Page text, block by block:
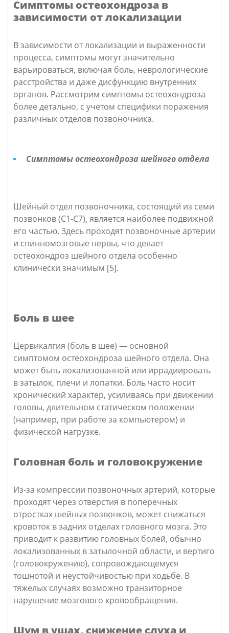
Симптомы остеохондроза в
зависимости от локализации
В зависимости от локализации и выраженности
процесса, симптомы могут значительно
варьироваться, включая боль, неврологические
расстройства и даже дисфункцию внутренних
органов. Рассмотрим симптомы остеохондроза
более детально, с учетом специфики поражения
различных отделов позвоночника.
Симптомы остеохондроза шейного отдела
Шейный отдел позвоночника, состоящий из семи
позвонков (C1-C7), является наиболее подвижной
его частью. Здесь проходят позвоночные артерии
и спинномозговые нервы, что делает
остеохондроз шейного отдела особенно
клинически значимым [5].
Боль в шее
Цервикалгия (боль в шее) — основной
симптомом остеохондроза шейного отдела. Она
может быть локализованной или иррадиировать
в затылок, плечи и лопатки. Боль часто носит
хронический характер, усиливаясь при движении
головы, длительном статическом положении
(например, при работе за компьютером) и
физической нагрузке.
Головная боль и головокружение
Из-за компрессии позвоночных артерий, которые
проходят через отверстия в поперечных
отростках шейных позвонков, может снижаться
кровоток в задних отделах головного мозга. Это
приводит к развитию головных болей, обычно
локализованных в затылочной области, и вертиго
(головокружению), сопровождающемуся
тошнотой и неустойчивостью при ходьбе. В
тяжелых случаях возможно транзиторное
нарушение мозгового кровообращения.